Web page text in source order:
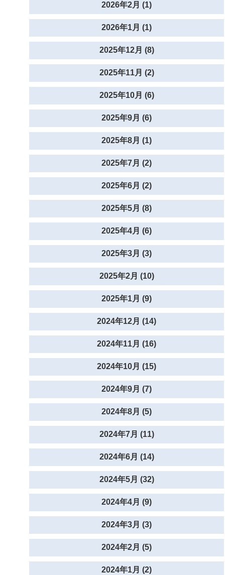
2026年2月 (1)
2026年1月 (1)
2025年12月 (8)
2025年11月 (2)
2025年10月 (6)
2025年9月 (6)
2025年8月 (1)
2025年7月 (2)
2025年6月 (2)
2025年5月 (8)
2025年4月 (6)
2025年3月 (3)
2025年2月 (10)
2025年1月 (9)
2024年12月 (14)
2024年11月 (16)
2024年10月 (15)
2024年9月 (7)
2024年8月 (5)
2024年7月 (11)
2024年6月 (14)
2024年5月 (32)
2024年4月 (9)
2024年3月 (3)
2024年2月 (5)
2024年1月 (2)